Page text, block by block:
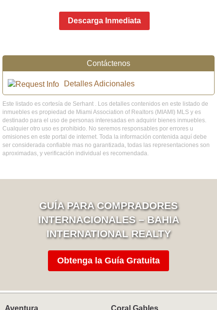
Descarga Inmediata
Contáctenos
Detalles Adicionales
Este listado es cortesía de Serhant . Los detalles contenidos en este listado de
inmuebles es propiedad de Miami Association of Realtors (MIAMI) MLS y es
destinado para el uso de personas interesadas en adquirir bienes inmuebles.
Cualquier otro uso es prohibido. No seremos responsables por errores u
omisiones en este portal de internet. Toda la información contenida aquí debe
ser considerada confiable mas no garantizada, todas las representaciones son
aproximadas, y verificación individual es recomendada.
GUÍA PARA COMPRADORES
INTERNACIONALES – BAHIA
INTERNATIONAL REALTY
Obtenga la Guía Gratuita
Aventura
Coral Gables